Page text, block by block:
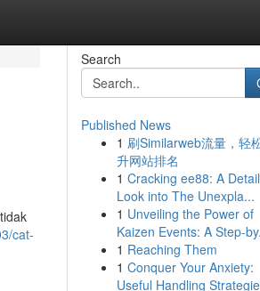
cat-
Search
Published News
1 刷Similarweb流量，轻
升网站排名
1 Cracking ee88: A
Look into The Unexpla...
1 Unveiling the Power of
Kaizen Events: A Step-
1 Reaching Them
1 Conquer Your Anxiety:
Useful Handling